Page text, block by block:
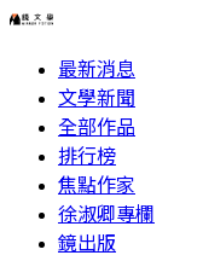
最新消息
文學新聞
全部作品
排行榜
焦點作家
徐淑卿專欄
鏡出版